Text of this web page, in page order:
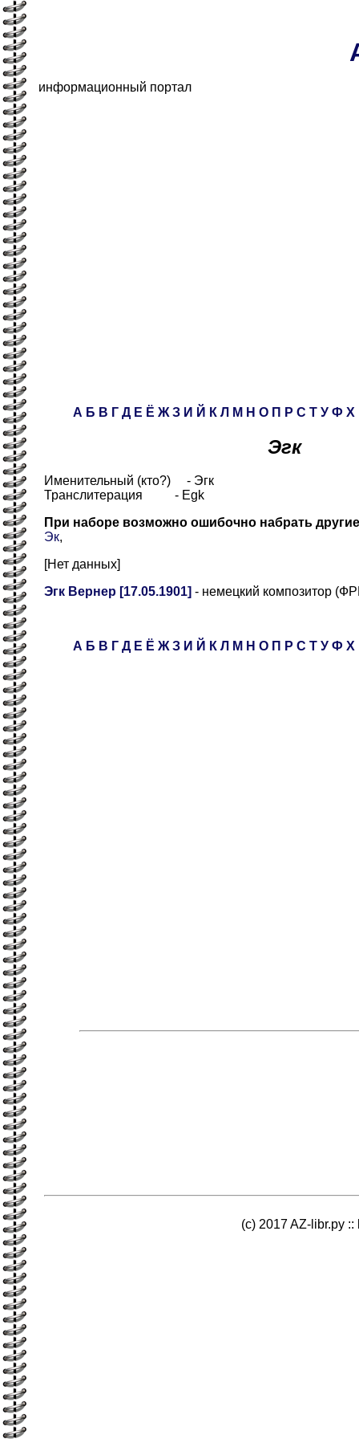
информационный портал
А Б В Г Д Е Ё Ж З И Й К Л М Н О П Р С Т У Ф Х
Эгк
Именительный (кто?) - Эгк
Транслитерация - Egk
При наборе возможно ошибочно набрать
Эк,
[Нет данных]
Эгк Вернер [17.05.1901] - немецкий композитор
А Б В Г Д Е Ё Ж З И Й К Л М Н О П Р С Т У Ф Х
(c) 2017 AZ-libr.ру ::